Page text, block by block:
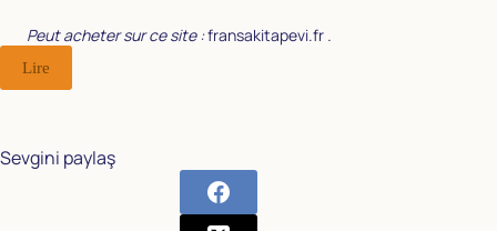
Peut acheter sur ce site :fransakitapevi.fr .
Lire
Sevgini paylaş